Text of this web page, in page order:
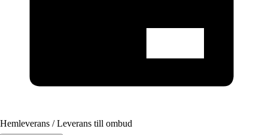
Hemleverans / Leverans till ombud